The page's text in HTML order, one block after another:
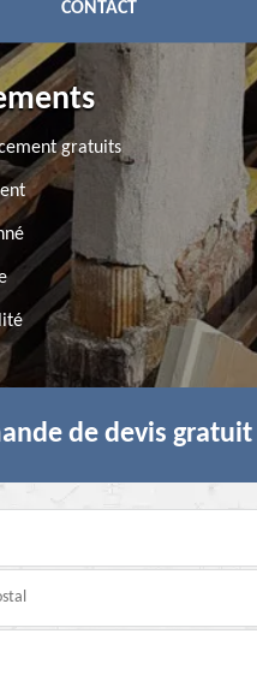
CONTACT
gratuits
de devis gratuit